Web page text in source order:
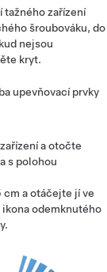
zařízení
šroubováku, do
nejsou
kryt.
a otočte
s polohou
a otáčejte jí ve
odemknutého